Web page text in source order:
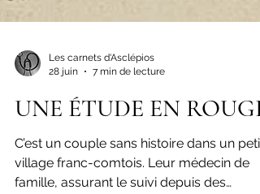
Les carnets d'Asclépios
28 juin
7 min de lecture
UNE ÉTUDE EN ROUGE
C’est un couple sans histoire dans un petit